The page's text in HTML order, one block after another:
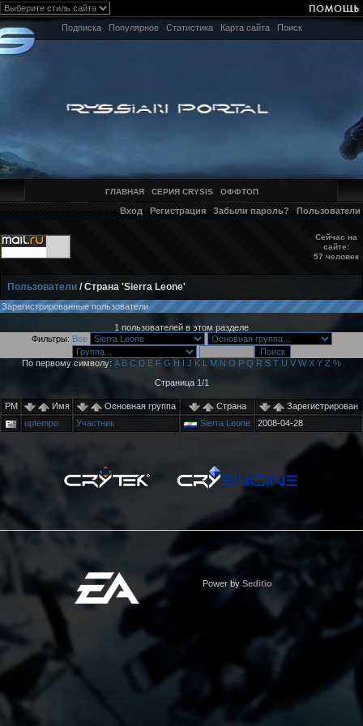
Подписка Популярное Статистика Карта сайта Поиск
ГЛАВНАЯ СЕРИЯ CRYSIS ОФФТОП
Вход Регистрация Забыли пароль? Пользователи
Сейчас на
сайте:
57 человек
Пользователи / Страна 'Sierra Leone'
Зарегистрированные пользователи
1 пользователей в этом разделе
Фильтры: Все
По первому символу: A B C D E F G H I J K L M N O P Q R S T U V W X Y Z %
Страница 1/1
PM Имя Основная группа Страна
Зарегистрирован
uptempo
Участник Sierra Leone 2008-04-28
Power by Seditio